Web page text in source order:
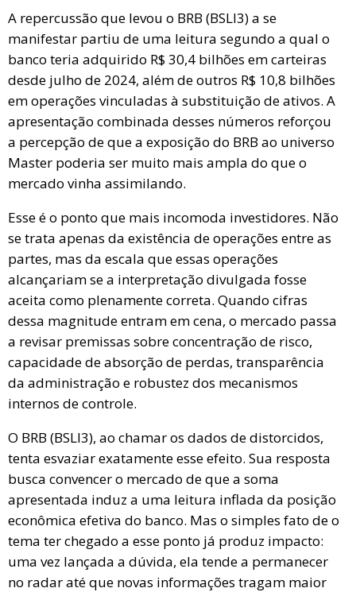
A repercussão que levou o BRB (BSLI3) a se
manifestar partiu de uma leitura segundo a qual o
banco teria adquirido R$ 30,4 bilhões em carteiras
desde julho de 2024, além de outros R$ 10,8 bilhões
em operações vinculadas à substituição de ativos. A
apresentação combinada desses números reforçou
a percepção de que a exposição do BRB ao universo
Master poderia ser muito mais ampla do que o
mercado vinha assimilando.
Esse é o ponto que mais incomoda investidores. Não
se trata apenas da existência de operações entre as
partes, mas da escala que essas operações
alcançariam se a interpretação divulgada fosse
aceita como plenamente correta. Quando cifras
dessa magnitude entram em cena, o mercado passa
a revisar premissas sobre concentração de risco,
capacidade de absorção de perdas, transparência
da administração e robustez dos mecanismos
internos de controle.
O BRB (BSLI3), ao chamar os dados de distorcidos,
tenta esvaziar exatamente esse efeito. Sua resposta
busca convencer o mercado de que a soma
apresentada induz a uma leitura inflada da posição
econômica efetiva do banco. Mas o simples fato de o
tema ter chegado a esse ponto já produz impacto:
uma vez lançada a dúvida, ela tende a permanecer
no radar até que novas informações tragam maior